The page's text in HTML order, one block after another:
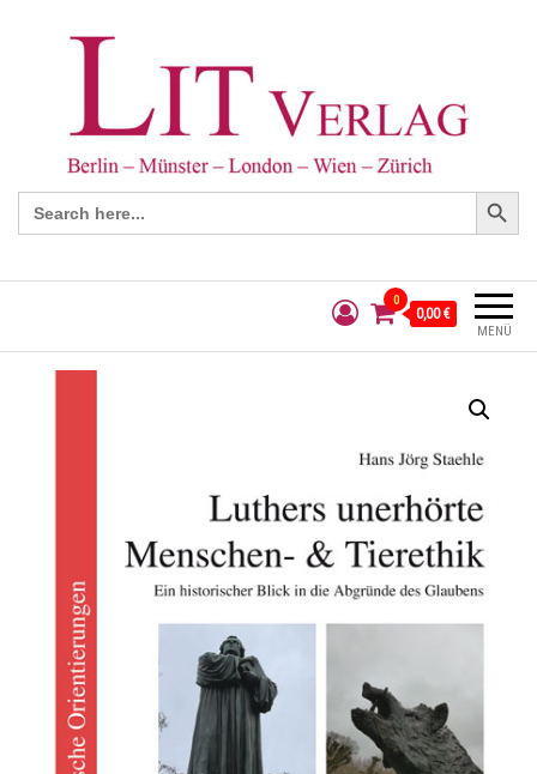
Search
for:
Search Button
MENÜ
0
0,00 €